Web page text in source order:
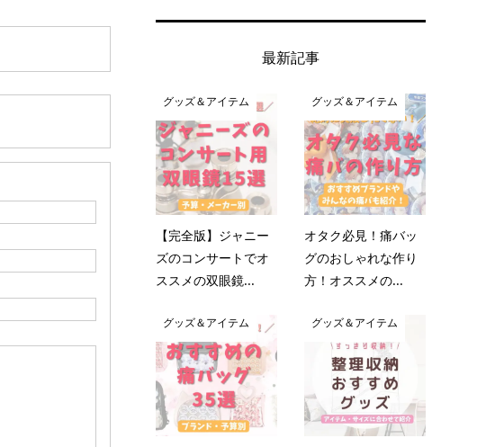
最新記事
グッズ＆アイテム
【完全版】ジャニー
ズのコンサートでオ
ススメの双眼鏡...
グッズ＆アイテム
オタク必見！痛バッ
グのおしゃれな作り
方！オススメの...
グッズ＆アイテム グッズ＆アイテム